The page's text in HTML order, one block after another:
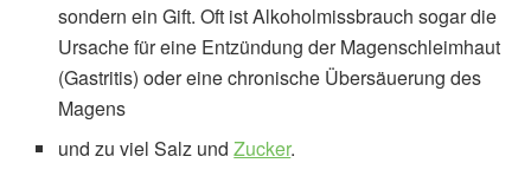
sondern ein Gift. Oft ist Alkoholmissbrauch sogar die
Ursache für eine Entzündung der Magenschleimhaut
(Gastritis) oder eine chronische Übersäuerung des
Magens
und zu viel Salz undZucker.